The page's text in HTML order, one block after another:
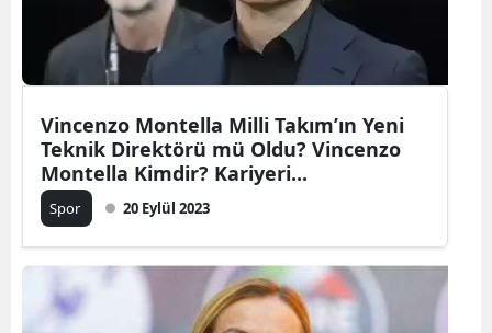
Vincenzo Montella Milli Takım’ın Yeni
Teknik Direktörü mü Oldu? Vincenzo
Montella Kimdir? Kariyeri...
Spor 20 Eylül 2023